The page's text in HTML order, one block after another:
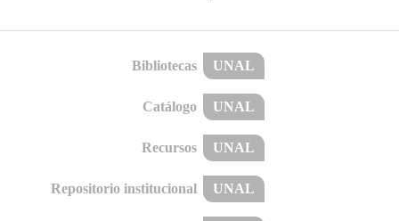
Bibliotecas UNAL
Catálogo UNAL
Recursos UNAL
Repositorio institucional UNAL